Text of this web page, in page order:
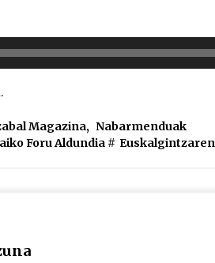
.
Magazina, Nabarmenduak
Foru Aldundia #